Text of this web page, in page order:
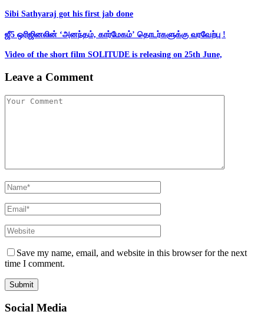
Sibi Sathyaraj got his first jab done
ஜீ5 ஒரிஜினலின் ‘அனந்தம், கார்மேகம்’ தொடர்களுக்கு வரவேற்பு !
Video of the short film SOLITUDE is releasing on 25th June,
Leave a Comment
Save my name, email, and website in this browser for the next
time I comment.
Social Media